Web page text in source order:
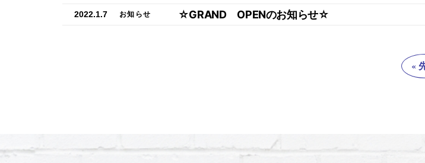
2022.1.7 お知らせ ☆GRAND OPENのお知らせ☆
«